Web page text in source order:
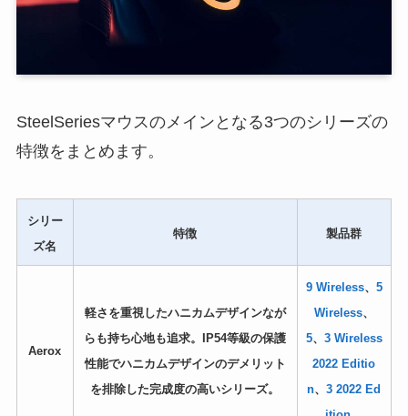
SteelSeriesマウスのメインとなる3つのシリーズの
特徴をまとめます。
シリー
ズ名
特徴 製品群
Aerox
軽さを重視したハニカムデザインなが
らも持ち心地も追求。IP54等級の保護
性能でハニカムデザインのデメリット
を排除した完成度の高いシリーズ。
9 Wireless、 5
Wireless、
5、 3 Wireless
2022 Editio
n、3 2022 Ed